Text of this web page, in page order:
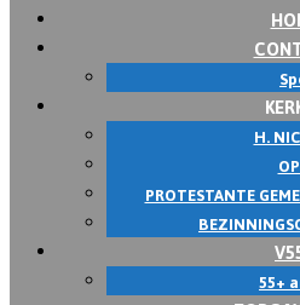
H.
PROTESTANTE
55+